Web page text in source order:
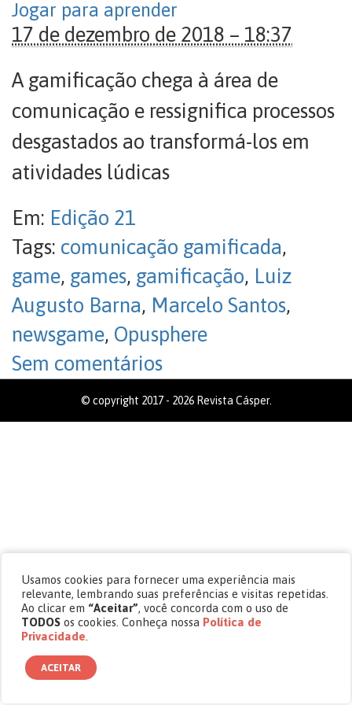
Jogar para aprender
17 de dezembro de 2018 – 18:37
A gamificação chega à área de
comunicação e ressignifica processos
desgastados ao transformá-los em
atividades lúdicas
Em: Edição 21
Tags: comunicação gamificada,
game, games, gamificação, Luiz
Augusto Barna, Marcelo Santos,
newsgame, Opusphere
Sem comentários
© copyright 2017 - 2026 Revista Cásper.
Usamos cookies para fornecer uma experiência mais
relevante, lembrando suas preferências e visitas repetidas.
Ao clicar em “Aceitar”, você concorda com o uso de
TODOS os cookies. Conheça nossa Política de
Privacidade
ACEITAR